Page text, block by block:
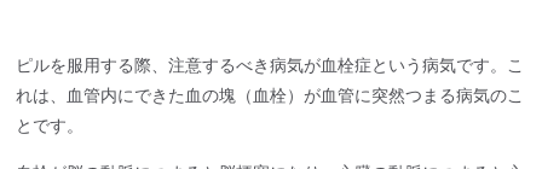
ピルを服用する際、注意するべき病気が血栓症という病気です。こ
れは、血管内にできた血の塊（血栓）が血管に突然つまる病気のこ
とです。